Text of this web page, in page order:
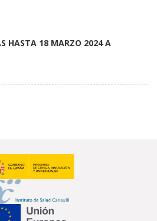
HASTA 18 MARZO 2024A